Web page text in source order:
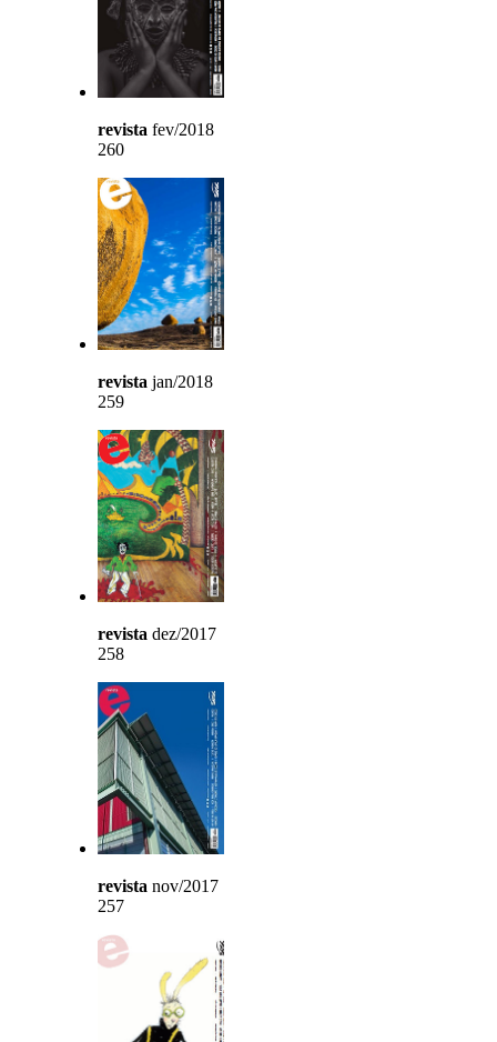
revista fev/2018
260
revista jan/2018
259
revista dez/2017
258
revista nov/2017
257